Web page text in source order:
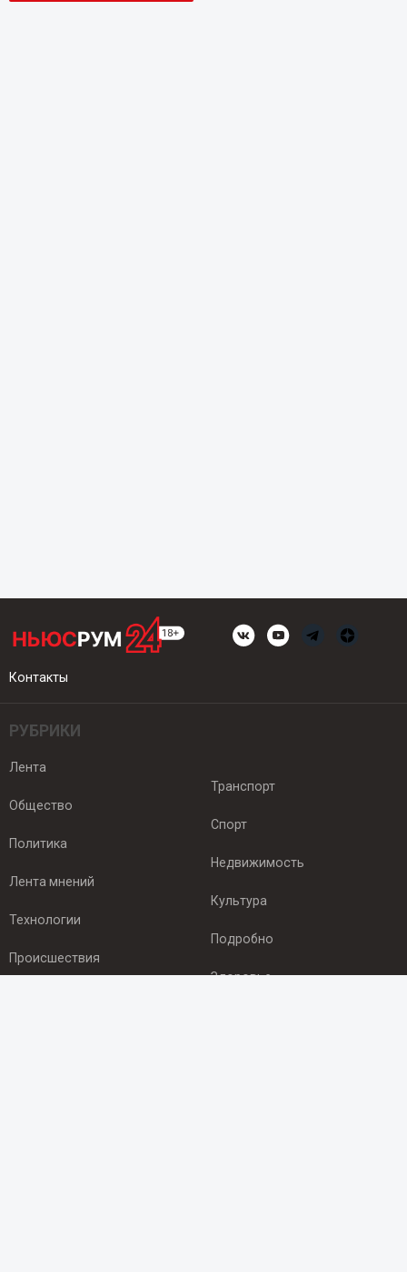
Контакты
РУБРИКИ
Лента
Общество
Политика
Лента мнений
Технологии
Происшествия
Транспорт
Спорт
Недвижимость
Культура
Подробно
Здоровье